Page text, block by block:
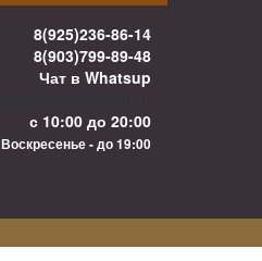
8(925)236-86-14
8(903)799-89-48
Чат в Whatsup
с 10:00 до 20:00
Воскресенье - до 19:00